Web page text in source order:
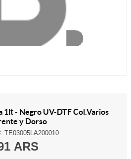
1lt - Negro UV-DTF Col.Varios
y Dorso
TE03005LA200010
ARS